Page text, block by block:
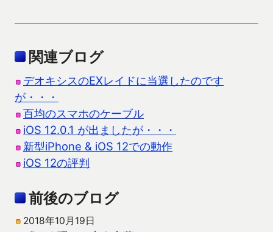
関連ブログ
デオキシスのEXレイドに当選したのです
が・・・
百均のスマホのケーブル
iOS 12.0.1 が出ましたが・・・
新型iPhone & iOS 12での動作
iOS 12の評判
前後のブログ
2018年10月19日